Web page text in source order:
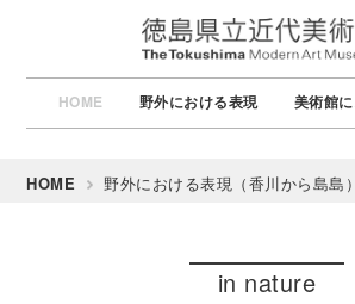
HOME 野外における表現 美術館
HOME 野外における表現（香川から島島）